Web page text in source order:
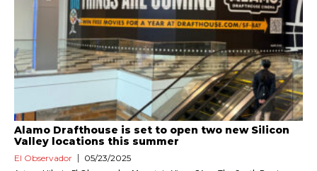
Alamo Drafthouse is set to open two new Silicon
Valley locations this summer
El Observador 05/23/2025